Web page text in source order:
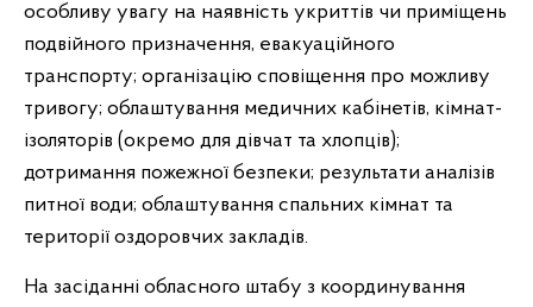
особливу увагу на наявність укриттів чи приміщень
подвійного призначення, евакуаційного
транспорту; організацію сповіщення про можливу
тривогу; облаштування медичних кабінетів, кімнат-
ізоляторів (окремо для дівчат та хлопців);
дотримання пожежної безпеки; результати аналізів
питної води; облаштування спальних кімнат та
території оздоровчих закладів.
На засіданні обласного штабу з координування